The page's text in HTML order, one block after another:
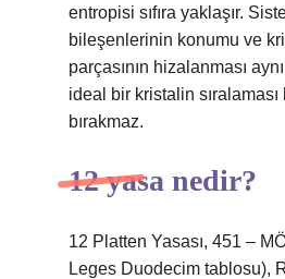
entropisi sıfıra yaklaşır.
bileşenlerinin konumu ve
parçasının hizalanması
ideal bir kristalin
bırakmaz.
12 yasa nedir?
12 Platten Yasası, 451 –
Leges Duodecim tablosu),